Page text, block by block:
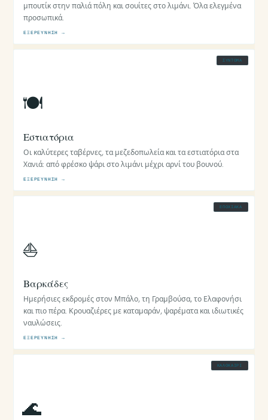
μπουτίκ στην παλιά πόλη και σουίτες στο λιμάνι. Όλα ελεγμένα
προσωπικά.
ΕΞΕΡΕΎΝΗΣΗ →
ΣΎΝΤΟΜΑ
🍽
Εστιατόρια
Οι καλύτερες ταβέρνες, τα μεζεδοπωλεία και τα εστιατόρια στα
Χανιά: από φρέσκο ψάρι στο λιμάνι μέχρι αρνί του βουνού.
ΕΞΕΡΕΎΝΗΣΗ →
ΕΠΟΧΙΑΚΆ
⛵
Βαρκάδες
Ημερήσιες εκδρομές στον Μπάλο, τη Γραμβούσα, το Ελαφονήσι
και πιο πέρα. Κρουαζιέρες με καταμαράν, ψαρέματα και ιδιωτικές
ναυλώσεις.
ΕΞΕΡΕΎΝΗΣΗ →
ΚΑΛΟΚΑΊΡΙ
🌊